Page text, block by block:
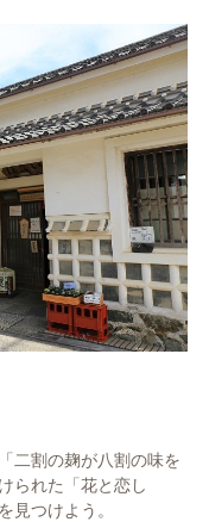
二割の麹が八割の味を
られた「花と恋し
見つけよう。